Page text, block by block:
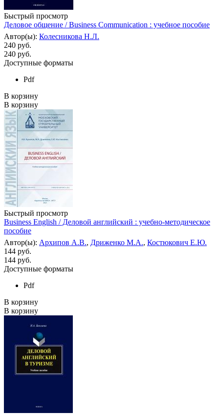
Быстрый просмотр
Деловое общение / Business Сommunication : учебное пособие
Автор(ы): Колесникова Н.Л.
240 руб.
240 руб.
Доступные форматы
Pdf
В корзину
В корзину
Быстрый просмотр
Business English / Деловой английский : учебно-методическое
пособие
Автор(ы): Архипов А.В., Дриженко М.А., Костюкович Е.Ю.
144 руб.
144 руб.
Доступные форматы
Pdf
В корзину
В корзину